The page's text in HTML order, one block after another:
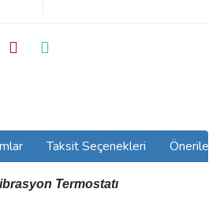
Taksit Seçenekleri
Termostatı